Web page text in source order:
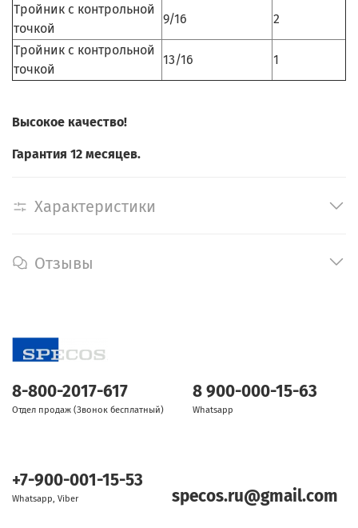
Тройник с контрольной
точкой
9/16 2
Тройник с контрольной
точкой
13/16 1
Высокое качество!
Гарантия 12 месяцев.
Характеристики
Отзывы
8-800-2017-617
Отдел продаж (Звонок бесплатный)
8 900-000-15-63
Whatsapp
+7-900-001-15-53
Whatsapp, Viber specos.ru@gmail.com